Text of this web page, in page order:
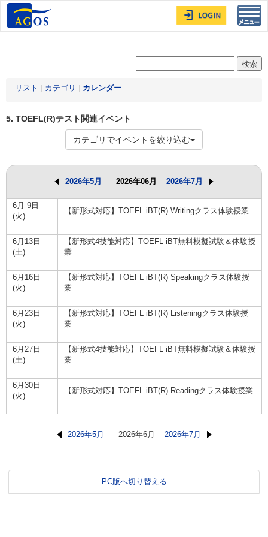
リスト カテゴリ カレンダー
5. TOEFL(R)テスト関連イベント
カテゴリでイベントを絞り込む
2026年5月 2026年06月 2026年7月
6月 9日
(火)
【新形式対応】TOEFL iBT(R) Writingクラス体験授業
6月13日
(土)
【新形式4技能対応】TOEFL iBT無料模擬試験＆体験授
業
6月16日
(火)
【新形式対応】TOEFL iBT(R) Speakingクラス体験授
業
6月23日
(火)
【新形式対応】TOEFL iBT(R) Listeningクラス体験授
業
6月27日
(土)
【新形式4技能対応】TOEFL iBT無料模擬試験＆体験授
業
6月30日
(火)
【新形式対応】TOEFL iBT(R) Readingクラス体験授業
2026年5月 2026年6月 2026年7月
PC版へ切り替える